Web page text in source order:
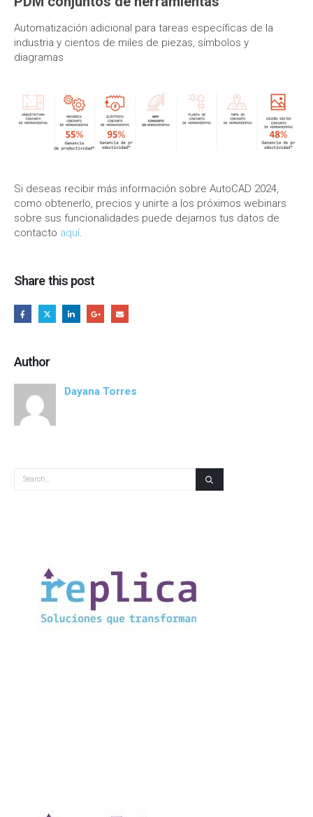
Automatización adicional para tareas específicas de la
industria y cientos de miles de piezas, símbolos y
diagramas
Si deseas recibir más información sobre AutoCAD 2024,
como obtenerlo, precios y unirte a los próximos webinars
sobre sus funcionalidades puede dejarnos tus datos de
contacto aquí.
Share this post
Author
Dayana Torres